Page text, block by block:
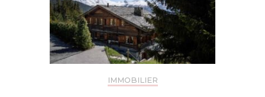
IMMOBILIER